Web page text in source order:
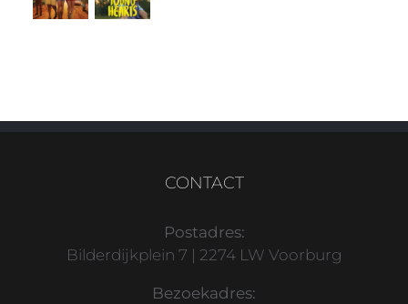
CONTACT
Postadres:
Bilderdijkplein 7 | 2274 LW Voorburg
Bezoekadres: